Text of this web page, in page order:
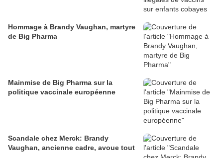
Hommage à Brandy Vaughan, martyre
de Big Pharma
Mainmise de Big Pharma sur la
politique vaccinale européenne
Scandale chez Merck: Brandy
Vaughan, ancienne cadre, avoue tout